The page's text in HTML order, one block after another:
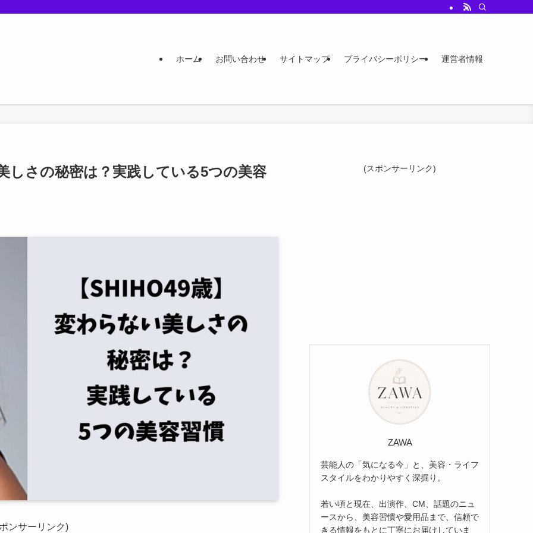
ホーム お問い合わせ サイトマップ プライバシーポリシー 運営者情報
しさの秘密は？実践している5つの美容
ンサーリンク)
(スポンサーリンク)
ZAWA
芸能人の「気になる今」と、美容・ライフ
スタイルをわかりやすく深掘り。
若い頃と現在、出演作、CM、話題のニュ
ースから、美容習慣や愛用品まで、信頼で
きる情報をもとに丁寧にお届けしていま